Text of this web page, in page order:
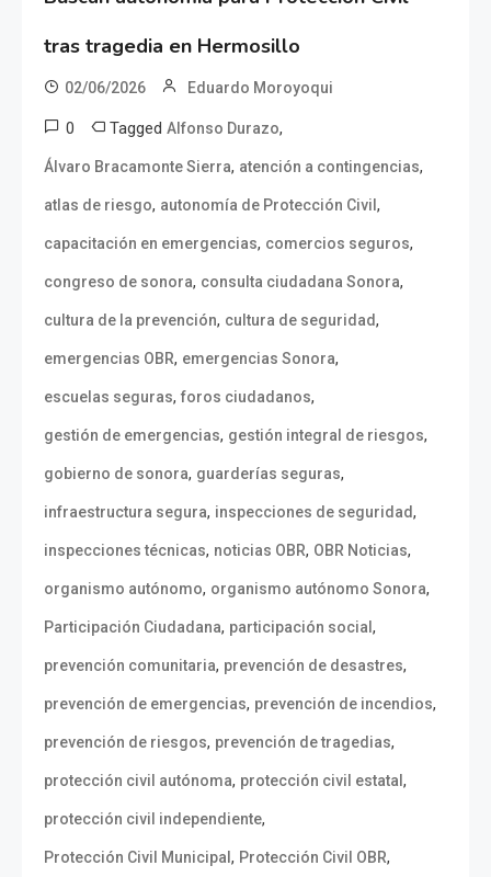
tras tragedia en Hermosillo
02/06/2026 Eduardo Moroyoqui
0 Tagged Alfonso Durazo,
Álvaro Bracamonte Sierra, atención a contingencias,
atlas de riesgo, autonomía de Protección Civil ,
capacitación en emergencias, comercios seguros,
congreso de sonora, consulta ciudadana Sonora,
cultura de la prevención, cultura de seguridad,
emergencias OBR, emergencias Sonora,
escuelas seguras, foros ciudadanos,
gestión de emergencias, gestión integral de riesgos,
gobierno de sonora, guarderías seguras,
infraestructura segura, inspecciones de seguridad,
inspecciones técnicas, noticias OBR, OBR Noticias,
organismo autónomo, organismo autónomo Sonora,
Participación Ciudadana, participación social ,
prevención comunitaria, prevención de desastres,
prevención de emergencias, prevención de incendios,
prevención de riesgos, prevención de tragedias,
protección civil autónoma, protección civil estatal ,
protección civil independiente,
Protección Civil Municipal , Protección Civil OBR,